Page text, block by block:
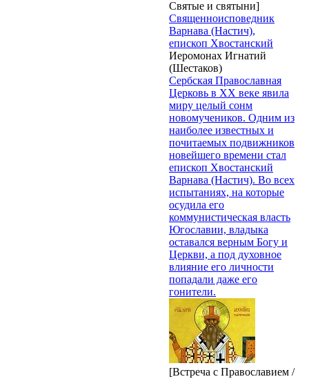
Святые и святыни]
Священноисповедник
Варнава (Настич),
епископ Хвостанский
Иеромонах Игнатий
(Шестаков)
Сербская Православная
Церковь в XX веке явила
миру целый сонм
новомучеников. Одним из
наиболее известных и
почитаемых подвижников
новейшего времени стал
епископ Хвостанский
Варнава (Настич). Во всех
испытаниях, на которые
осудила его
коммунистическая власть
Югославии, владыка
оставался верным Богу и
Церкви, а под духовное
влияние его личности
попадали даже его
гонители.
[Встреча с Православием /